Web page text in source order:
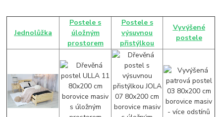
Jednolůžka
Postele s
úložným
prostorem
Postele s
výsuvnou
přistýlkou
Vyvýšené
postele